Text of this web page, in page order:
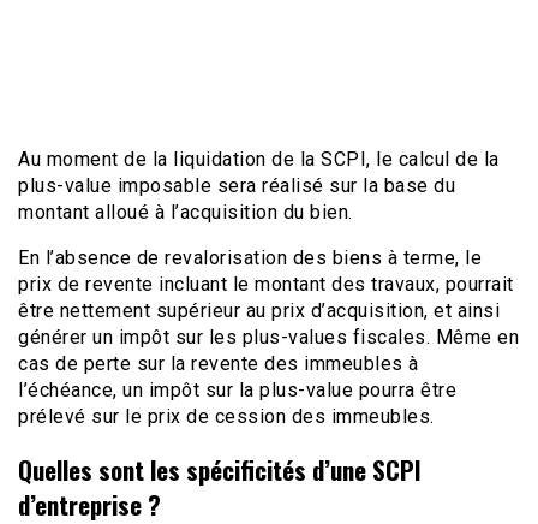
Au moment de la liquidation de la SCPI, le calcul de la
plus-value imposable sera réalisé sur la base du
montant alloué à l’acquisition du bien.
En l’absence de revalorisation des biens à terme, le
prix de revente incluant le montant des travaux, pourrait
être nettement supérieur au prix d’acquisition, et ainsi
générer un impôt sur les plus-values fiscales. Même en
cas de perte sur la revente des immeubles à
l’échéance, un impôt sur la plus-value pourra être
prélevé sur le prix de cession des immeubles.
Quelles sont les spécificités d’une SCPI
d’entreprise ?